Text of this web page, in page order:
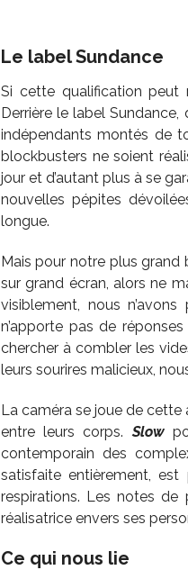
Le label Sundance
Si cette qualification peut
Derrière le label
indépendants montés de
blockbusters ne soient
jour et d’autant plus à se
nouvelles pépites
longue.
Mais pour notre plus grand
sur grand écran, alors ne
visiblement, nous
n’apporte pas de
chercher à combler les
leurs sourires malicieux,
La caméra se joue de
entre leurs corps.Slow
contemporain des
satisfaite entièrement, est
respirations. Les notes
réalisatrice envers ses
Ce qui nous lie